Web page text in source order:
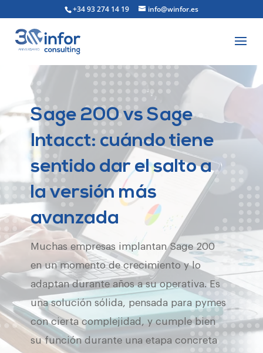
+34 93 274 14 19 info@winfor.es
Sage 200 vs Sage
Intacct: cuándo tiene
sentido dar el salto a
la versión más
avanzada
Muchas empresas implantan Sage 200
en un momento de crecimiento y lo
adaptan durante años a su operativa. Es
una solución sólida, pensada para pymes
con cierta complejidad, y cumple bien
su función durante una etapa concreta